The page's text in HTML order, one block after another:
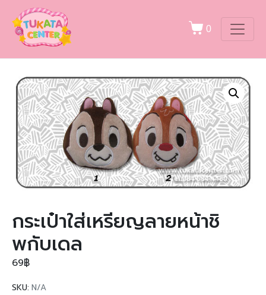
0
กระเป๋าใส่เหรียญลายหน้าชิ
พกับเดล
69฿
SKU: N/A